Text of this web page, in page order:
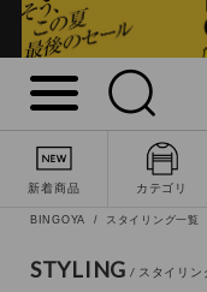
新着商品 カテゴリ
BINGOYA スタイリング一覧
STYLING